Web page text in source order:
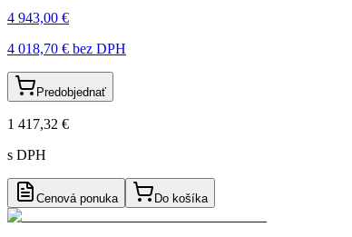
4 943,00 €
4 018,70 € bez DPH
Predobjednať
1 417,32 €
s DPH
Cenová ponuka Do košíka